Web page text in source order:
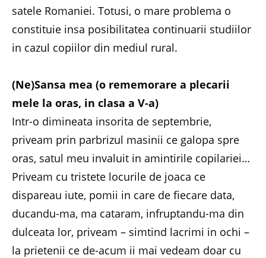
satele Romaniei. Totusi, o mare problema o
constituie insa posibilitatea continuarii studiilor
in cazul copiilor din mediul rural.
(Ne)Sansa mea (o rememorare a plecarii
mele la oras, in clasa a V-a)
Intr-o dimineata insorita de septembrie,
priveam prin parbrizul masinii ce galopa spre
oras, satul meu invaluit in amintirile copilariei…
Priveam cu tristete locurile de joaca ce
dispareau iute, pomii in care de fiecare data,
ducandu-ma, ma cataram, infruptandu-ma din
dulceata lor, priveam – simtind lacrimi in ochi –
la prietenii ce de-acum ii mai vedeam doar cu